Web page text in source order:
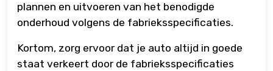
plannen en uitvoeren van het benodigde
onderhoud volgens de fabrieksspecificaties.
Kortom, zorg ervoor dat je auto altijd in goede
staat verkeert door de fabrieksspecificaties